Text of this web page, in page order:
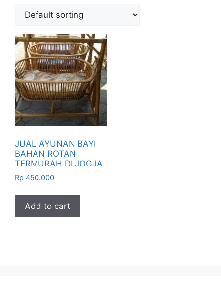
JUAL AYUNAN BAYI
BAHAN ROTAN
TERMURAH DI JOGJA
Rp 450.000
Add to cart